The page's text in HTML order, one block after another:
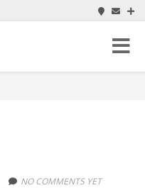
Toggle
NO COMMENTS YET